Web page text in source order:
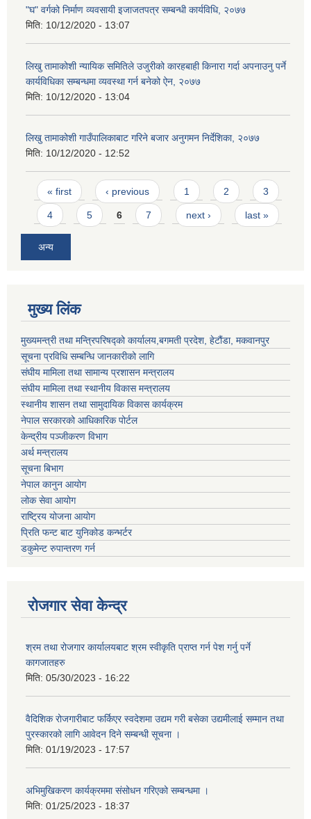
"घ" वर्गको निर्माण व्यवसायी इजाजतपत्र सम्बन्धी कार्यविधि, २०७७
मिति: 10/12/2020 - 13:07
लिखु तामाकोशी न्यायिक समितिले उजुरीको कारहबाही किनारा गर्दा अपनाउनु पर्ने
कार्यविधिका सम्बन्धमा व्यवस्था गर्न बनेको ऐन, २०७७
मिति: 10/12/2020 - 13:04
लिखु तामाकोशी गाउँपालिकाबाट गरिने बजार अनुगमन निर्देशिका, २०७७
मिति: 10/12/2020 - 12:52
Pages
« first ‹ previous 1 2 3
4 5 6 7 next › last »
अन्य
मुख्य लिंक
मुख्यमन्त्री तथा मन्त्रिपरिषद्को कार्यालय,बगमती प्रदेश, हेटौंडा, मकवानपुर
सूचना प्रविधि सम्बन्धि जानकारीको लागि
संघीय मामिला तथा सामान्य प्रशासन मन्त्रालय
संघीय मामिला तथा स्थानीय विकास मन्त्रालय
स्थानीय शासन तथा सामुदायिक विकास कार्यक्रम
नेपाल सरकारको आधिकारिक पोर्टल
केन्द्रीय पञ्जीकरण विभाग
अर्थ मन्त्रालय
सूचना बिभाग
नेपाल कानुन आयोग
लोक सेवा आयोग
राष्ट्रिय योजना आयोग
प्रिति फन्ट बाट युनिकोड कन्भर्टर
डकुमेन्ट रुपान्तरण गर्न
रोजगार सेवा केन्द्र
श्रम तथा रोजगार कार्यालयबाट श्रम स्वीकृति प्राप्त गर्न पेश गर्नु पर्ने
कागजातहरु
मिति: 05/30/2023 - 16:22
वैदिशिक रोजगारीबाट फर्किएर स्वदेशमा उद्यम गरी बसेका उद्यमीलाई सम्मान तथा
पुरस्कारको लागि आवेदन दिने सम्बन्धी सूचना ।
मिति: 01/19/2023 - 17:57
अभिमुखिकरण कार्यक्रममा संसोधन गरिएको सम्बन्धमा ।
मिति: 01/25/2023 - 18:37